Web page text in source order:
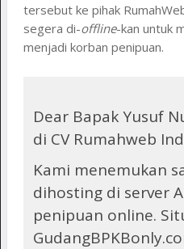
tersebut ke pihak
segera di-offline-kan untuk
menjadi korban penipuan.
Dear Bapak Yusuf
di CV Rumahweb
Kami menemukan
dihosting di server
penipuan online.